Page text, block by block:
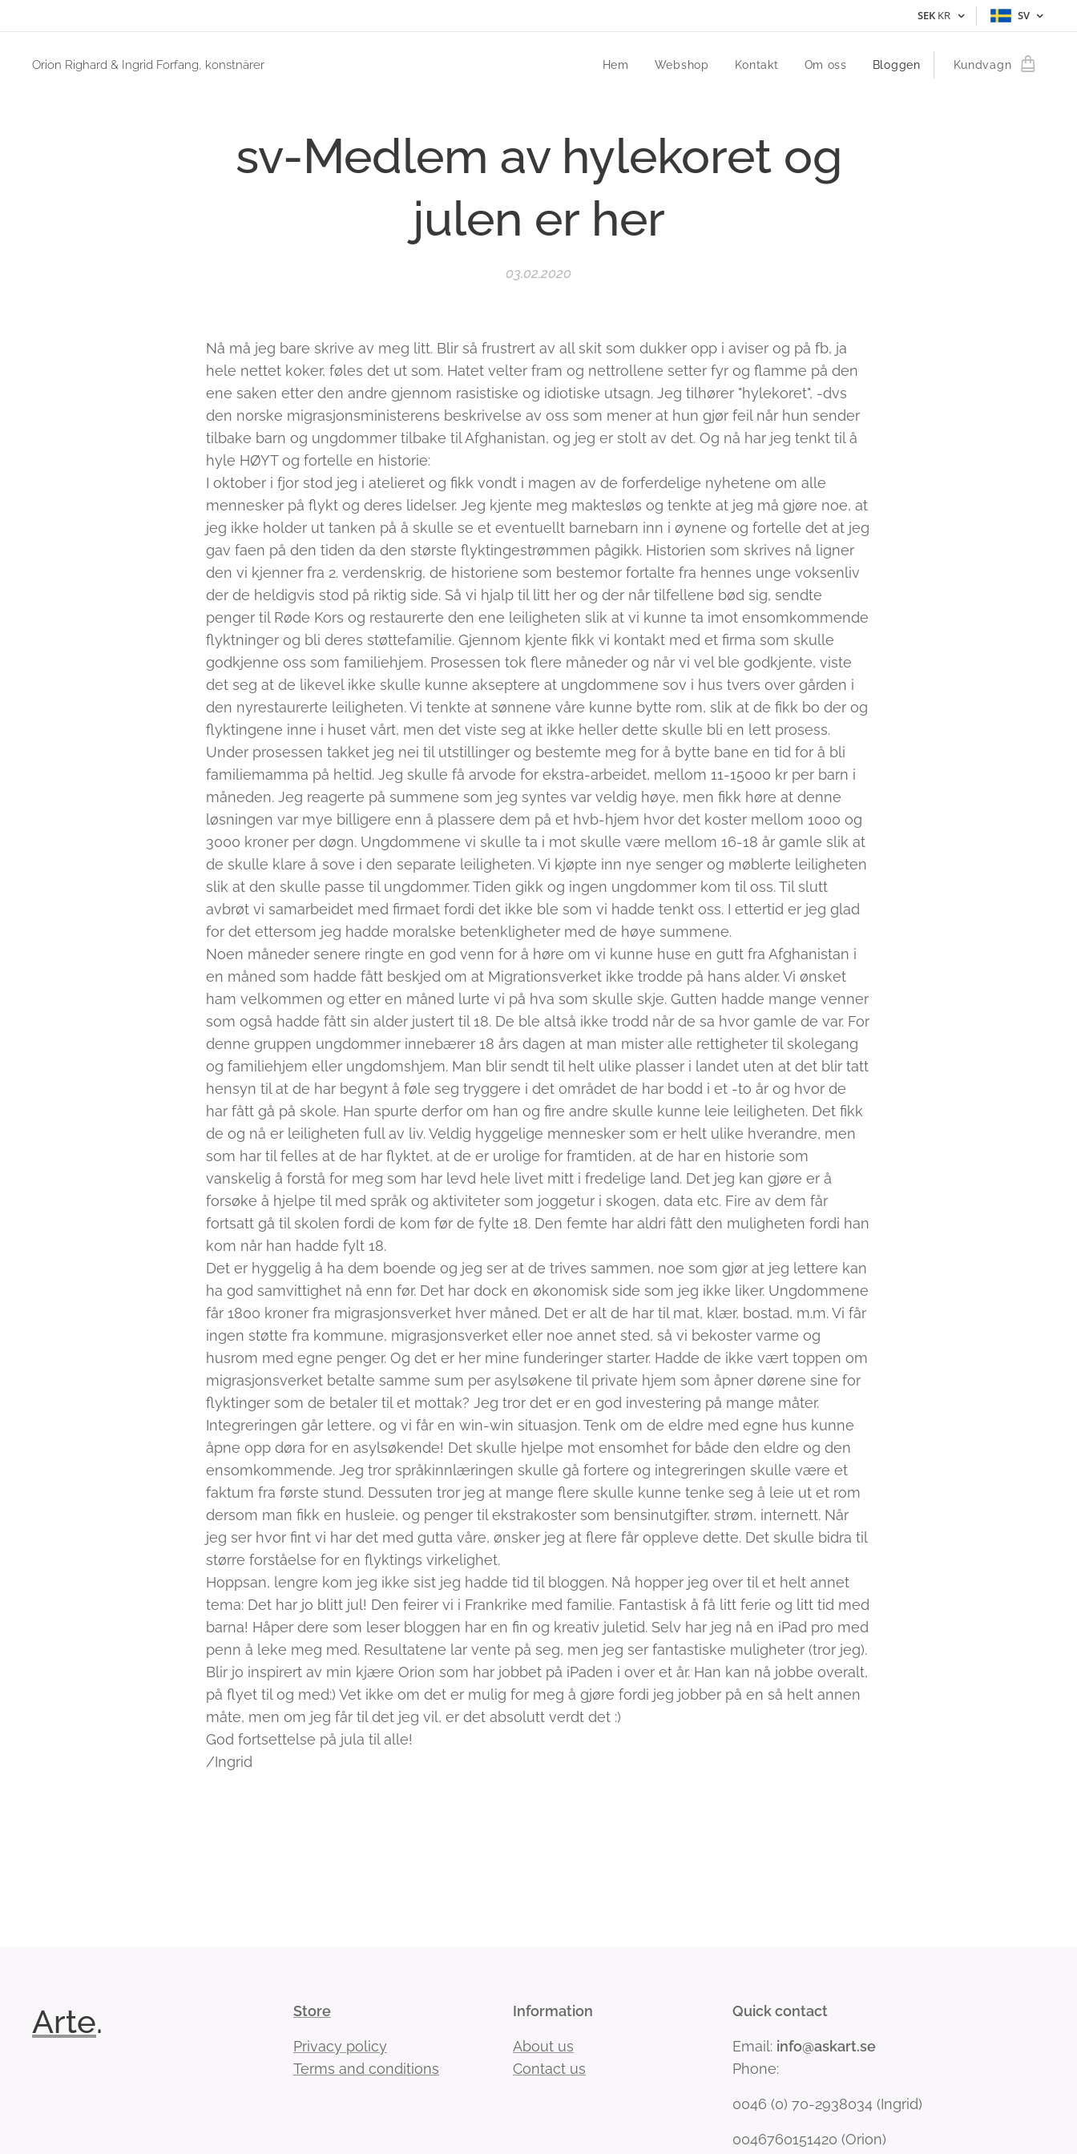
SEK KR SV
Orion Righard & Ingrid Forfang, konstnärer Hem Webshop Kontakt Om oss Bloggen Kundvagn
sv-Medlem av hylekoret og
julen er her
03.02.2020
Nå må jeg bare skrive av meg litt. Blir så frustrert av all skit som dukker opp i aviser og på fb, ja
hele nettet koker, føles det ut som. Hatet velter fram og nettrollene setter fyr og flamme på den
ene saken etter den andre gjennom rasistiske og idiotiske utsagn. Jeg tilhører "hylekoret", -dvs
den norske migrasjonsministerens beskrivelse av oss som mener at hun gjør feil når hun sender
tilbake barn og ungdommer tilbake til Afghanistan, og jeg er stolt av det. Og nå har jeg tenkt til å
hyle HØYT og fortelle en historie:
I oktober i fjor stod jeg i atelieret og fikk vondt i magen av de forferdelige nyhetene om alle
mennesker på flykt og deres lidelser. Jeg kjente meg maktesløs og tenkte at jeg må gjøre noe, at
jeg ikke holder ut tanken på å skulle se et eventuellt barnebarn inn i øynene og fortelle det at jeg
gav faen på den tiden da den største flyktingestrømmen pågikk. Historien som skrives nå ligner
den vi kjenner fra 2. verdenskrig, de historiene som bestemor fortalte fra hennes unge voksenliv
der de heldigvis stod på riktig side. Så vi hjalp til litt her og der når tilfellene bød sig, sendte
penger til Røde Kors og restaurerte den ene leiligheten slik at vi kunne ta imot ensomkommende
flyktninger og bli deres støttefamilie. Gjennom kjente fikk vi kontakt med et firma som skulle
godkjenne oss som familiehjem. Prosessen tok flere måneder og når vi vel ble godkjente, viste
det seg at de likevel ikke skulle kunne akseptere at ungdommene sov i hus tvers over gården i
den nyrestaurerte leiligheten. Vi tenkte at sønnene våre kunne bytte rom, slik at de fikk bo der og
flyktingene inne i huset vårt, men det viste seg at ikke heller dette skulle bli en lett prosess.
Under prosessen takket jeg nei til utstillinger og bestemte meg for å bytte bane en tid for å bli
familiemamma på heltid. Jeg skulle få arvode for ekstra-arbeidet, mellom 11-15000 kr per barn i
måneden. Jeg reagerte på summene som jeg syntes var veldig høye, men fikk høre at denne
løsningen var mye billigere enn å plassere dem på et hvb-hjem hvor det koster mellom 1000 og
3000 kroner per døgn. Ungdommene vi skulle ta i mot skulle være mellom 16-18 år gamle slik at
de skulle klare å sove i den separate leiligheten. Vi kjøpte inn nye senger og møblerte leiligheten
slik at den skulle passe til ungdommer. Tiden gikk og ingen ungdommer kom til oss. Til slutt
avbrøt vi samarbeidet med firmaet fordi det ikke ble som vi hadde tenkt oss. I ettertid er jeg glad
for det ettersom jeg hadde moralske betenkligheter med de høye summene.
Noen måneder senere ringte en god venn for å høre om vi kunne huse en gutt fra Afghanistan i
en måned som hadde fått beskjed om at Migrationsverket ikke trodde på hans alder. Vi ønsket
ham velkommen og etter en måned lurte vi på hva som skulle skje. Gutten hadde mange venner
som også hadde fått sin alder justert til 18. De ble altså ikke trodd når de sa hvor gamle de var. For
denne gruppen ungdommer innebærer 18 års dagen at man mister alle rettigheter til skolegang
og familiehjem eller ungdomshjem. Man blir sendt til helt ulike plasser i landet uten at det blir tatt
hensyn til at de har begynt å føle seg tryggere i det området de har bodd i et -to år og hvor de
har fått gå på skole. Han spurte derfor om han og fire andre skulle kunne leie leiligheten. Det fikk
de og nå er leiligheten full av liv. Veldig hyggelige mennesker som er helt ulike hverandre, men
som har til felles at de har flyktet, at de er urolige for framtiden, at de har en historie som
vanskelig å forstå for meg som har levd hele livet mitt i fredelige land. Det jeg kan gjøre er å
forsøke å hjelpe til med språk og aktiviteter som joggetur i skogen, data etc. Fire av dem får
fortsatt gå til skolen fordi de kom før de fylte 18. Den femte har aldri fått den muligheten fordi han
kom når han hadde fylt 18.
Det er hyggelig å ha dem boende og jeg ser at de trives sammen, noe som gjør at jeg lettere kan
ha god samvittighet nå enn før. Det har dock en økonomisk side som jeg ikke liker. Ungdommene
får 1800 kroner fra migrasjonsverket hver måned. Det er alt de har til mat, klær, bostad, m.m. Vi får
ingen støtte fra kommune, migrasjonsverket eller noe annet sted, så vi bekoster varme og
husrom med egne penger. Og det er her mine funderinger starter. Hadde de ikke vært toppen om
migrasjonsverket betalte samme sum per asylsøkene til private hjem som åpner dørene sine for
flyktinger som de betaler til et mottak? Jeg tror det er en god investering på mange måter.
Integreringen går lettere, og vi får en win-win situasjon. Tenk om de eldre med egne hus kunne
åpne opp døra for en asylsøkende! Det skulle hjelpe mot ensomhet for både den eldre og den
ensomkommende. Jeg tror språkinnlæringen skulle gå fortere og integreringen skulle være et
faktum fra første stund. Dessuten tror jeg at mange flere skulle kunne tenke seg å leie ut et rom
dersom man fikk en husleie, og penger til ekstrakoster som bensinutgifter, strøm, internett. Når
jeg ser hvor fint vi har det med gutta våre, ønsker jeg at flere får oppleve dette. Det skulle bidra til
større forståelse for en flyktings virkelighet.
Hoppsan, lengre kom jeg ikke sist jeg hadde tid til bloggen. Nå hopper jeg over til et helt annet
tema: Det har jo blitt jul! Den feirer vi i Frankrike med familie. Fantastisk å få litt ferie og litt tid med
barna! Håper dere som leser bloggen har en fin og kreativ juletid. Selv har jeg nå en iPad pro med
penn å leke meg med. Resultatene lar vente på seg, men jeg ser fantastiske muligheter (tror jeg).
Blir jo inspirert av min kjære Orion som har jobbet på iPaden i over et år. Han kan nå jobbe overalt,
på flyet til og med:) Vet ikke om det er mulig for meg å gjøre fordi jeg jobber på en så helt annen
måte, men om jeg får til det jeg vil, er det absolutt verdt det :)
God fortsettelse på jula til alle!
/Ingrid
Arte. Store
Privacy policy
Terms and conditions
Information
About us
Contact us
Quick contact
Email: info@askart.se
Phone:
0046 (0) 70-2938034 (Ingrid)
0046760151420 (Orion)